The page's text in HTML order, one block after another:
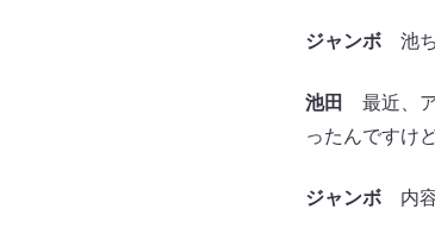
ジャンボ池ち
池田
最近、ア
ったんですけ
ジャンボ内容